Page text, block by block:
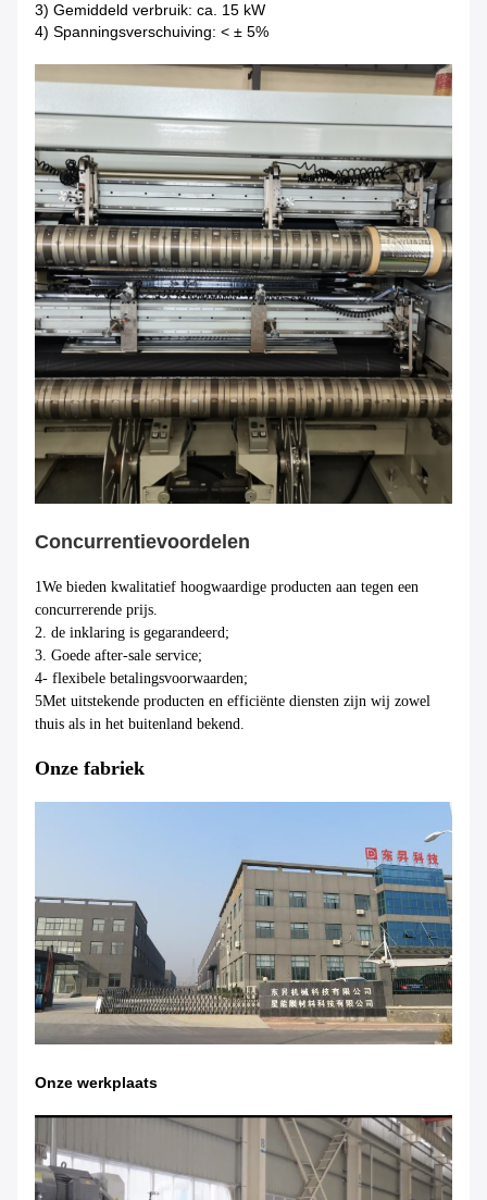
3) Gemiddeld verbruik: ca. 15 kW
4) Spanningsverschuiving: < ± 5%
Concurrentievoordelen
1We bieden kwalitatief hoogwaardige producten aan tegen een
concurrerende prijs.
2. de inklaring is gegarandeerd;
3. Goede after-sale service;
4- flexibele betalingsvoorwaarden;
5Met uitstekende producten en efficiënte diensten zijn wij zowel
thuis als in het buitenland bekend.
Onze fabriek
Onze werkplaats